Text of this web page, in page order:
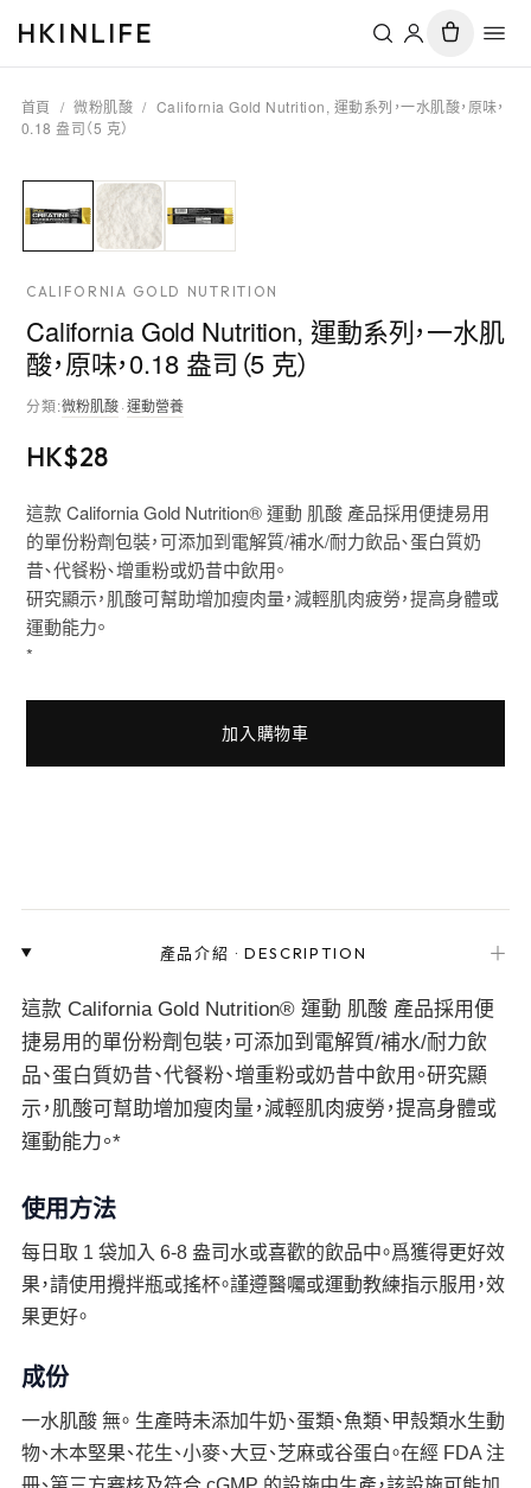
HKINLIFE
首頁 / 微粉肌酸 / California Gold Nutrition, 運動系列，一水肌酸，原味，
0.18 盎司（5 克）
CALIFORNIA GOLD NUTRITION
California Gold Nutrition, 運動系列，一水肌
酸，原味，0.18 盎司（5 克）
分類:微粉肌酸·運動營養
HK$28
這款 California Gold Nutrition® 運動 肌酸 產品採用便捷易用
的單份粉劑包裝，可添加到電解質/補水/耐力飲品、蛋白質奶
昔、代餐粉、增重粉或奶昔中飲用。
研究顯示，肌酸可幫助增加瘦肉量，減輕肌肉疲勞，提高身體或
運動能力。
*
加入購物車
產品介紹 ·DESCRIPTION ＋
這款 California Gold Nutrition® 運動 肌酸 產品採用便
捷易用的單份粉劑包裝，可添加到電解質/補水/耐力飲
品、蛋白質奶昔、代餐粉、增重粉或奶昔中飲用。研究顯
示，肌酸可幫助增加瘦肉量，減輕肌肉疲勞，提高身體或
運動能力。*
使用方法
每日取 1 袋加入 6-8 盎司水或喜歡的飲品中。爲獲得更好效
果，請使用攪拌瓶或搖杯。謹遵醫囑或運動教練指示服用，效
果更好。
成份
一水肌酸 無。 生產時未添加牛奶、蛋類、魚類、甲殼類水生動
物、木本堅果、花生、小麥、大豆、芝麻或谷蛋白。在經 FDA 注